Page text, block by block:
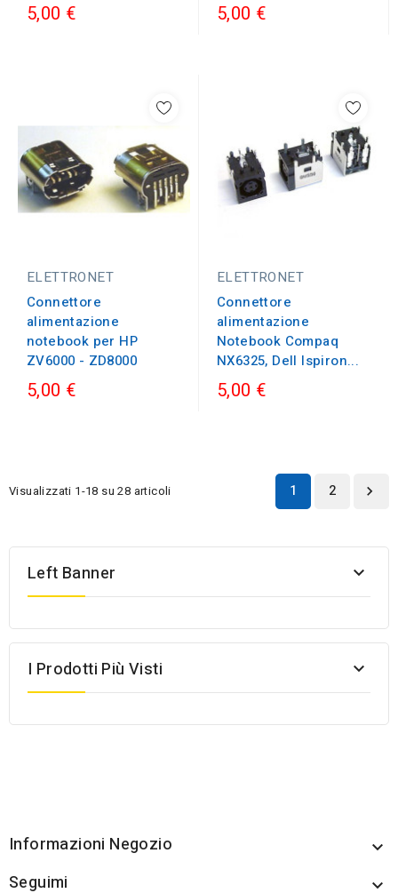
5,00 € 5,00 €
ELETTRONET
Connettore
alimentazione
notebook per HP
ZV6000 - ZD8000
5,00 €
ELETTRONET
Connettore
alimentazione
Notebook Compaq
NX6325, Dell Ispiron...
5,00 €
Visualizzati 1-18 su 28 articoli 1 2 
Left Banner 
I Prodotti Più Visti 
Informazioni Negozio 
Seguimi 